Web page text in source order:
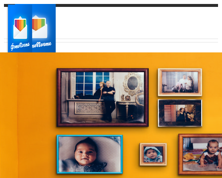
Ваш регион доставки
Выберите из списка: